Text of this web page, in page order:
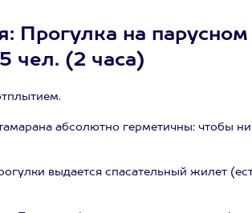
Прогулка на
чел. (2 часа)
абсолютно герметичны: чтобы ни
выдается спасательный жилет